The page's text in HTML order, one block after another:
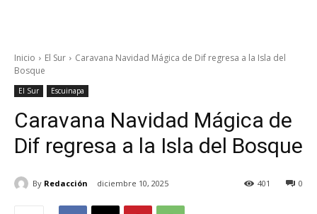
Inicio El Sur
Caravana Navidad Mágica de Dif regresa a la Isla del
Bosque
El Sur Escuinapa
Caravana Navidad Mágica de
Dif regresa a la Isla del Bosque
By Redacción diciembre 10, 2025 0
401